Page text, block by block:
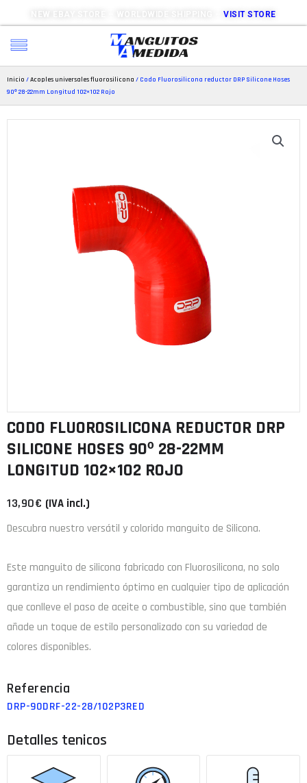
NEW EBAY STORE – WORLDWIDE SHIPPING –VISIT STORE
Inicio /Acoples universales fluorosilicona / Codo Fluorosilicona reductor DRP Silicone Hoses
90º 28-22mm Longitud 102×102 Rojo
CODO FLUOROSILICONA REDUCTOR DRP
SILICONE HOSES 90º 28-22MM
LONGITUD 102×102 ROJO
13,90€ (IVA incl.)
Descubra nuestro versátil y colorido manguito de Silicona.
Este manguito de silicona fabricado con Fluorosilicona, no solo
garantiza un rendimiento óptimo en cualquier tipo de aplicación
que conlleve el paso de aceite o combustible, sino que también
añade un toque de estilo personalizado con su variedad de
colores disponibles.
DRP-90DRF-22-28/102P3RED
Detalles tenicos